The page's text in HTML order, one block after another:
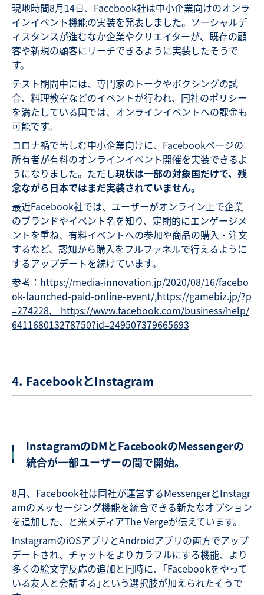
現地時間8月14日、Facebook社は中小企業向けのオンラ
インイベント機能の実装を発表しました。ソーシャルデ
ィスタンスが進むなか企業やクリエイターが、既存の顧
客や新規の顧客にリーチできるように実装したそうで
す。
テスト期間中には、専門家のトークやボクシングの試
合、料理教室などのイベントが行われ、同社のポリシー
を満たしている国では、オンラインイベントへの課金も
可能です。
コロナ禍で苦しむ中小企業向けに、Facebookページの
所有者が有料のオンラインイベント開催を実装できるよ
うになりました。ただし現状は一部の対象国だけで、残
念ながら日本ではまだ実装されていません。
最近Facebook社では、ユーザーがオンライン上で企業
のブランドやイベント名を知り、定期的にエンゲージメ
ントを重ね、有料イベントへの参加や商品の購入・注文
するなど、認知から購入をフルファネルで行えるように
するアップデートを続けています。
参考： https://media-innovation.jp/2020/08/16/facebo
ok-launched-paid-online-event/,https://gamebiz.jp/?p
=274228, https://www.facebook.com/business/help/
641168013278750?id=249507379665693
4. FacebookとInstagram
InstagramのDMとFacebookのMessengerの
統合が一部ユーザーの間で開始。
8月、Facebook社は同社が運営するMessengerとInstagr
amのメッセージング機能を統合できる新たなオプション
を追加した、と米メディアThe Vergeが伝えています。
InstagramのiOSアプリとAndroidアプリの両方でアップ
デートされ、チャットをよりカラフルにする機能、より
多くの絵文字反応の追加と同時に、｢Facebookをやって
いる友人と会話する｣という選択肢が加えられたそうで